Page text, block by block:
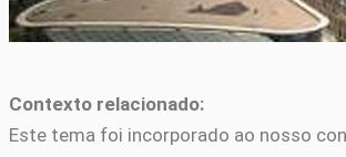
Contexto relacionado:
Este tema foi incorporado ao nosso